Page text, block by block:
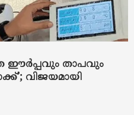
ഈർപ്പവും താപവും
വിജയമായി